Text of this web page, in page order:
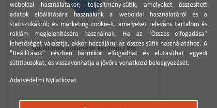
Spiráltömlő poliuretán 8x12mm / 8m
weboldal használatakor; teljesítmény-sütik, amelyeket összesített
adatok előállítására használunk a weboldal használatáról és a
statisztikákról; és marketing cookie-k, amelyeket releváns tartalom és
reklám megjelenítésére használnak. Ha az "Összes elfogadása"
lehetőséget választja, akkor hozzájárul az összes sütik használatához. A
"Beállítások" részben bármikor elfogadhat és elutasíthat egyedi
sütitípusokat, és visszavonhatja a jövőre vonatkozó beleegyezését.
Adatvédelmi Nyilatkozat